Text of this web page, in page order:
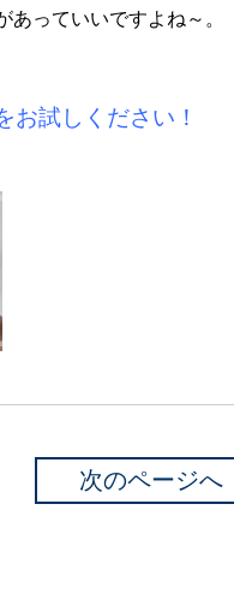
っていいですよね～。
お試しください！
次のページへ